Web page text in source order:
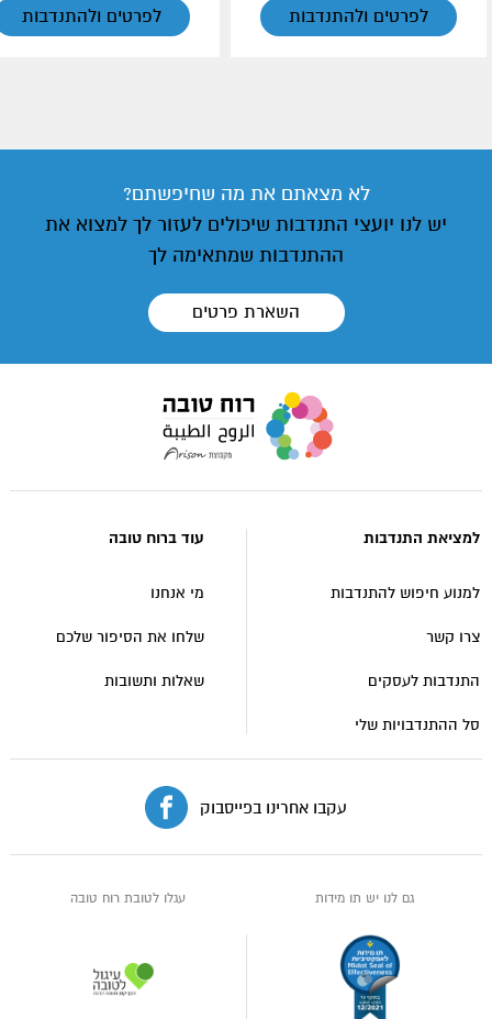
לפרטים ולהתנדבות לפרטים ולהתנדבות
לא מצאתם את מה שחיפשתם?
יש לנו יועצי התנדבות שיכולים לעזור לך למצוא את
ההתנדבות שמתאימה לך
השארת פרטים
רוח
למציאת התנדבות
למנוע חיפוש להתנדבות
צרו קשר
התנדבות לעסקים
סל ההתנדבויות שלי
עוד ברוח טובה
מי אנחנו
שלחו את הסיפור שלכם
שאלות ותשובות
גם לנו יש תו מידות עגלו לטובת רוח טובה
עקבו אחרינו בפייסבוק